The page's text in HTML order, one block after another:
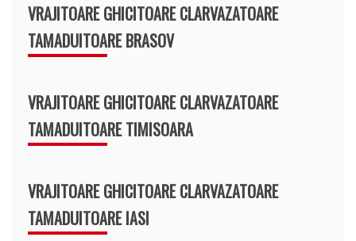
VRAJITOARE GHICITOARE CLARVAZATOARE
TAMADUITOARE BRASOV
VRAJITOARE GHICITOARE CLARVAZATOARE
TAMADUITOARE TIMISOARA
VRAJITOARE GHICITOARE CLARVAZATOARE
TAMADUITOARE IASI